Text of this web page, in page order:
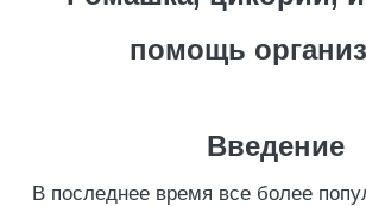
помощь
Введение
В последнее время все более